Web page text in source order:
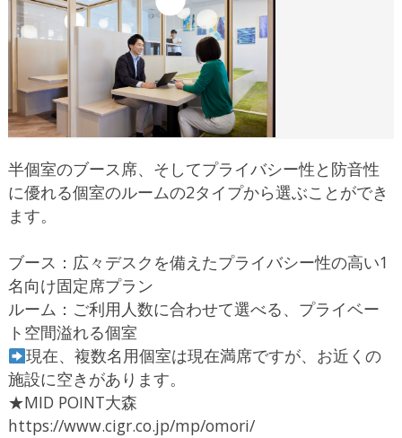
半個室のブース席、そしてプライバシー性と防音性
に優れる個室のルームの2タイプから選ぶことができ
ます。
ブース：広々デスクを備えたプライバシー性の高い1
名向け固定席プラン
ルーム：ご利用人数に合わせて選べる、プライベー
ト空間溢れる個室
現在、複数名用個室は現在満席ですが、お近くの
施設に空きがあります。
★MID POINT大森
https://www.cigr.co.jp/mp/omori/